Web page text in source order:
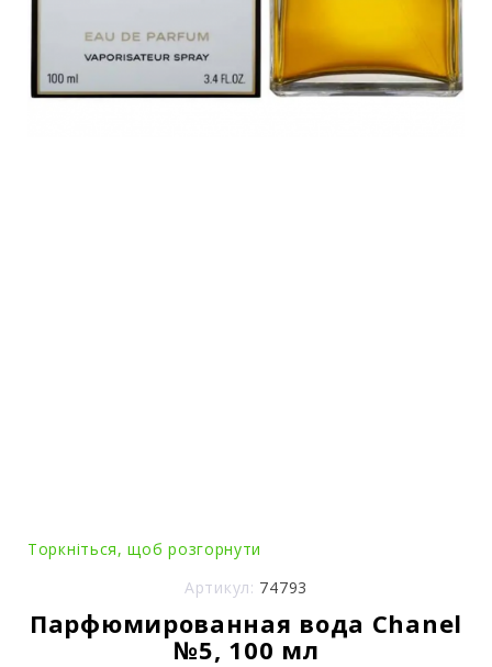
Торкніться, щоб розгорнути
Артикул: 74793
Парфюмированная вода Chanel
№5, 100 мл